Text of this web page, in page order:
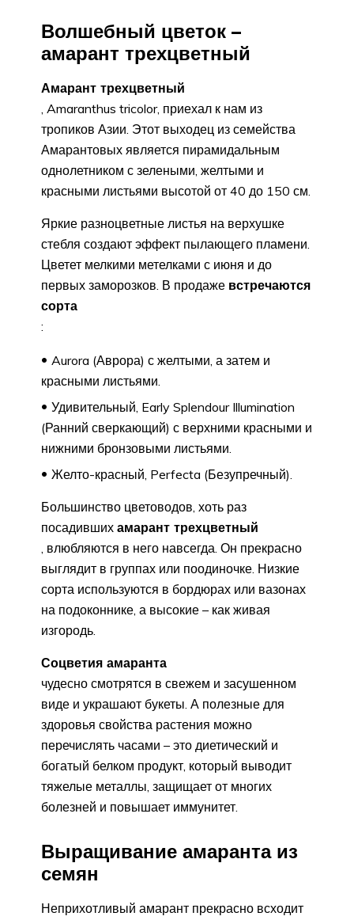
Волшебный цветок –
амарант трехцветный
Амарант трехцветный
, Amaranthus tricolor, приехал к нам из
тропиков Азии. Этот выходец из семейства
Амарантовых является пирамидальным
однолетником с зелеными, желтыми и
красными листьями высотой от 40 до 150 см.
Яркие разноцветные листья на верхушке
стебля создают эффект пылающего пламени.
Цветет мелкими метелками с июня и до
первых заморозков. В продаже встречаются
сорта
:
Aurora (Аврора) с желтыми, а затем и
красными листьями.
Удивительный, Early Splendour Illumination
(Ранний сверкающий) с верхними красными и
нижними бронзовыми листьями.
Желто-красный, Perfecta (Безупречный).
Большинство цветоводов, хоть раз
посадивших амарант трехцветный
, влюбляются в него навсегда. Он прекрасно
выглядит в группах или поодиночке. Низкие
сорта используются в бордюрах или вазонах
на подоконнике, а высокие – как живая
изгородь.
Соцветия амаранта
чудесно смотрятся в свежем и засушенном
виде и украшают букеты. А полезные для
здоровья свойства растения можно
перечислять часами – это диетический и
богатый белком продукт, который выводит
тяжелые металлы, защищает от многих
болезней и повышает иммунитет.
Выращивание амаранта из
семян
Неприхотливый амарант прекрасно всходит